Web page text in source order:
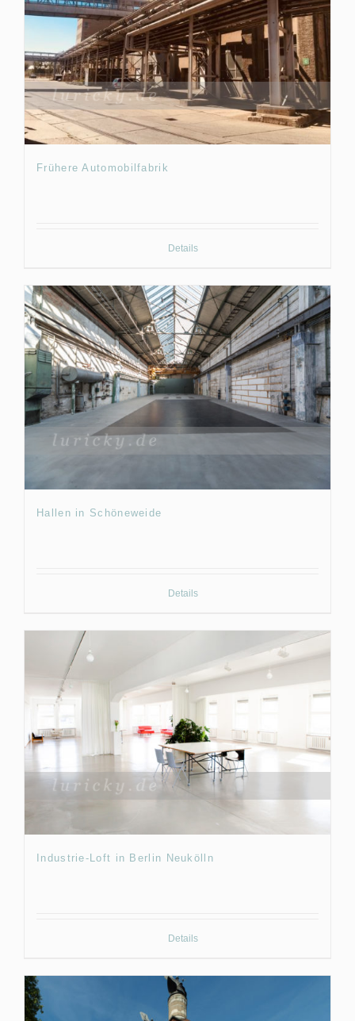
Frühere Automobilfabrik
Details
Hallen in Schöneweide
Details
Industrie-Loft in Berlin Neukölln
Details